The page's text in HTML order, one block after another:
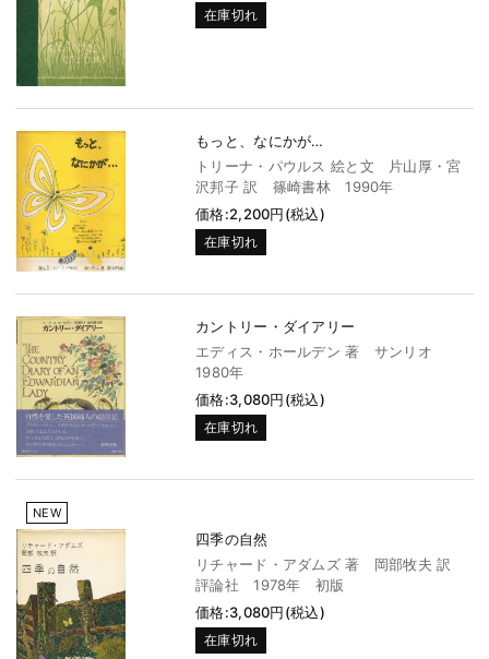
在庫切れ
もっと、なにかが…
トリーナ・パウルス 絵と文 片山厚・宮
沢邦子 訳 篠崎書林 1990年
価格:2,200円(税込)
在庫切れ
カントリー・ダイアリー
エディス・ホールデン 著 サンリオ
1980年
価格:3,080円(税込)
在庫切れ
NEW
四季の自然
リチャード・アダムズ 著 岡部牧夫 訳
評論社 1978年 初版
価格:3,080円(税込)
在庫切れ